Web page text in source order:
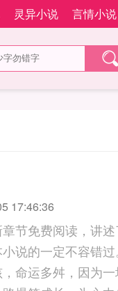
灵异小说 言情小说
17:46:36
节免费阅读，讲
说的一定不容错
命运多舛，因为